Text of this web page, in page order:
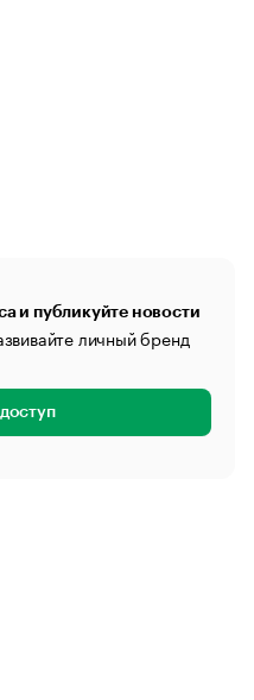
и публикуйте новости
личный бренд